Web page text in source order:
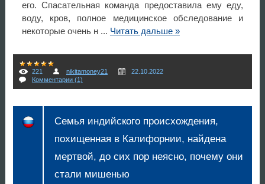
его. Спасательная команда предоставила ему еду,
воду, кров, полное медицинское обследование и
некоторые очень н ... Читать дальше »
221 nikitamoney21
22.10.2022
Комментарии (1)
Семья индийского происхождения,
похищенная в Калифорнии, найдена
мертвой, до сих пор неясно, почему они
стали мишенью